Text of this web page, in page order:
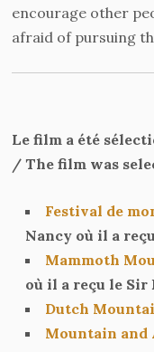
encourage other
afraid of pursuing
Le film a été
/ The film was
Festival de
Nancy où il a
Mammoth
où il a reçu le
Dutch
Mountain and